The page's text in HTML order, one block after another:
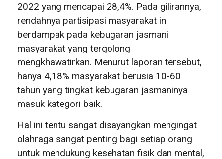
2022 yang mencapai 28,4%. Pada gilirannya,
rendahnya partisipasi masyarakat ini
berdampak pada kebugaran jasmani
masyarakat yang tergolong
mengkhawatirkan. Menurut laporan tersebut,
hanya 4,18% masyarakat berusia 10-60
tahun yang tingkat kebugaran jasmaninya
masuk kategori baik.
Hal ini tentu sangat disayangkan mengingat
olahraga sangat penting bagi setiap orang
untuk mendukung kesehatan fisik dan mental,